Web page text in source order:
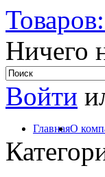
Ничего
Войти
ГлавнаяО